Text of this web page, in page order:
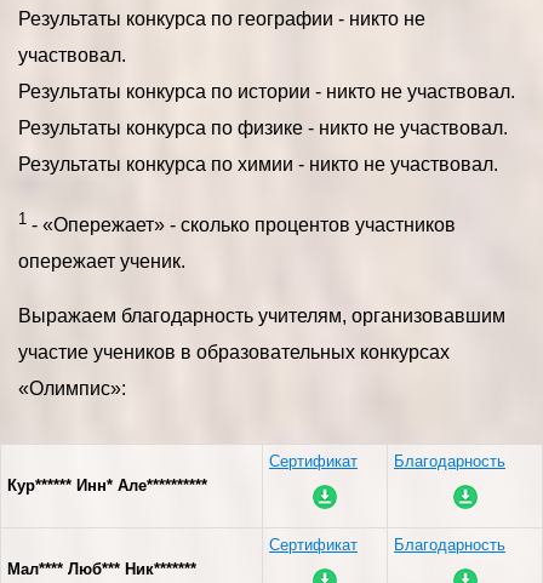
Результаты конкурса по географии - никто не
участвовал.
Результаты конкурса по истории - никто не участвовал.
Результаты конкурса по физике - никто не участвовал.
Результаты конкурса по химии - никто не участвовал.
1 - «Опережает» - сколько процентов участников
опережает ученик.
Выражаем благодарность учителям, организовавшим
участие учеников в образовательных конкурсах
«Олимпис»:
Кур****** Инн* Але**********
Сертификат Благодарность
Мал**** Люб*** Ник*******
Сертификат Благодарность